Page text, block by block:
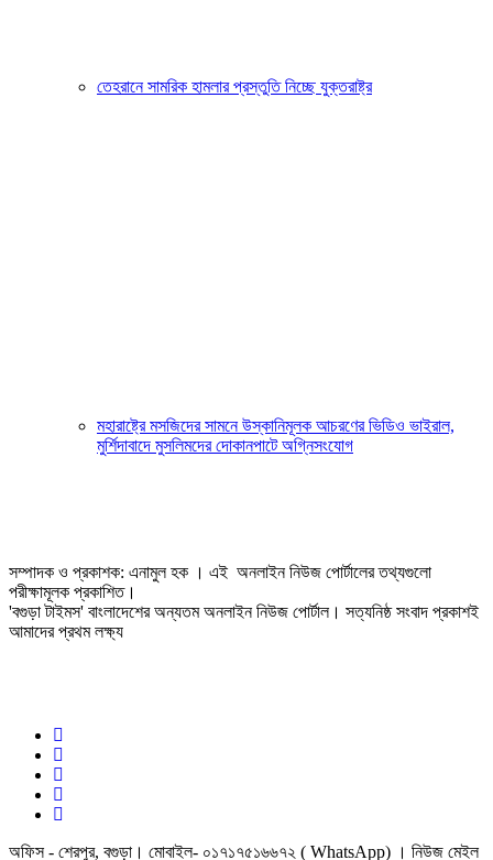
তেহরানে সামরিক হামলার প্রস্তুতি নিচ্ছে যুক্তরাষ্ট্র
মহারাষ্ট্রে মসজিদের সামনে উস্কানিমূলক আচরণের ভিডিও ভাইরাল,
মুর্শিদাবাদে মুসলিমদের দোকানপাটে অগ্নিসংযোগ
সম্পাদক ও প্রকাশক: এনামুল হক । এই অনলাইন নিউজ পোর্টালের তথ্যগুলো
পরীক্ষামূলক প্রকাশিত।
'বগুড়া টাইমস' বাংলাদেশের অন্যতম অনলাইন নিউজ পোর্টাল। সত্যনিষ্ঠ সংবাদ প্রকাশই
আমাদের প্রথম লক্ষ্য
অফিস - শেরপুর, বগুড়া। মোবাইল- ০১৭১৭৫১৬৬৭২ ( WhatsApp) । নিউজ মেইল